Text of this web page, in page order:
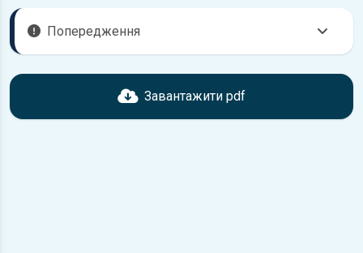
Попередження
Перед завантаженням ознайомтесь з характеристиками
Geely MK, що надані в книзі. Можливі розбіжності, якщо рік
Завантажити pdf